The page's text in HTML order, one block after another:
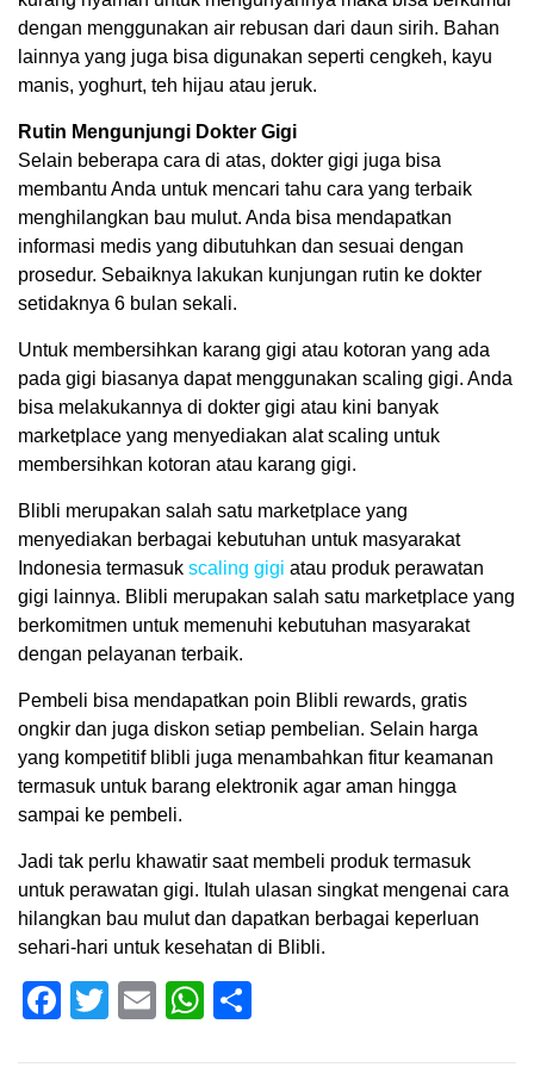
dengan menggunakan air rebusan dari daun sirih. Bahan
lainnya yang juga bisa digunakan seperti cengkeh, kayu
manis, yoghurt, teh hijau atau jeruk.
Rutin Mengunjungi Dokter Gigi
Selain beberapa cara di atas, dokter gigi juga bisa
membantu Anda untuk mencari tahu cara yang terbaik
menghilangkan bau mulut. Anda bisa mendapatkan
informasi medis yang dibutuhkan dan sesuai dengan
prosedur. Sebaiknya lakukan kunjungan rutin ke dokter
setidaknya 6 bulan sekali.
Untuk membersihkan karang gigi atau kotoran yang ada
pada gigi biasanya dapat menggunakan scaling gigi. Anda
bisa melakukannya di dokter gigi atau kini banyak
marketplace yang menyediakan alat scaling untuk
membersihkan kotoran atau karang gigi.
Blibli merupakan salah satu marketplace yang
menyediakan berbagai kebutuhan untuk masyarakat
Indonesia termasuk scaling gigi atau produk perawatan
gigi lainnya. Blibli merupakan salah satu marketplace yang
berkomitmen untuk memenuhi kebutuhan masyarakat
dengan pelayanan terbaik.
Pembeli bisa mendapatkan poin Blibli rewards, gratis
ongkir dan juga diskon setiap pembelian. Selain harga
yang kompetitif blibli juga menambahkan fitur keamanan
termasuk untuk barang elektronik agar aman hingga
sampai ke pembeli.
Jadi tak perlu khawatir saat membeli produk termasuk
untuk perawatan gigi. Itulah ulasan singkat mengenai cara
hilangkan bau mulut dan dapatkan berbagai keperluan
sehari-hari untuk kesehatan di Blibli.
Facebook
Twitter
EmailWhatsApp